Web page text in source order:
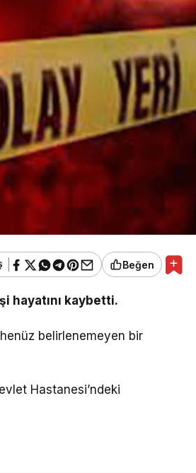
Beğen
hayatını kaybetti.
belirlenemeyen bir
Hastanesi’ndeki